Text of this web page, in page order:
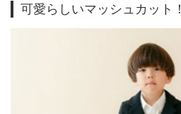
可愛らしいマッシュカット！